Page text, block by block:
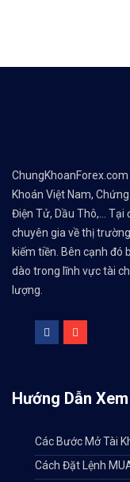
Khoán Việt Nam,
Điện Tử, Dầu Thô,...
chuyên gia về thị
kiếm tiền. Bên cạnh đó
dào trong lĩnh vực tài
lượng.
Hướng Dẫn
Các Bước Mở Tài
Cách Đặt Lệnh